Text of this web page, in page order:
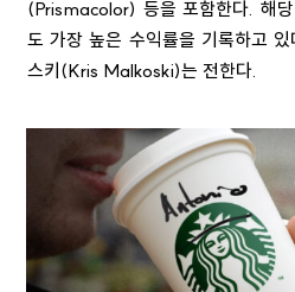
(Prismacolor) 등을 포함한다. 해
도 가장 높은 수익률을 기록하고
스키(Kris Malkoski)는 전한다.